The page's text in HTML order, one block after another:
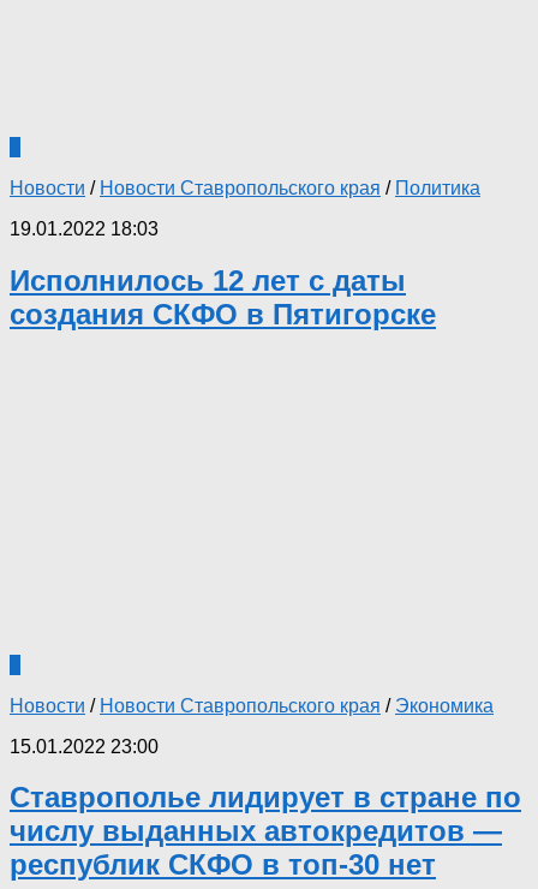
Новости / Новости Ставропольского края / Политика
19.01.2022 18:03
Исполнилось 12 лет с даты
создания СКФО в Пятигорске
Новости / Новости Ставропольского края / Экономика
15.01.2022 23:00
Ставрополье лидирует в стране по
числу выданных автокредитов —
республик СКФО в топ-30 нет